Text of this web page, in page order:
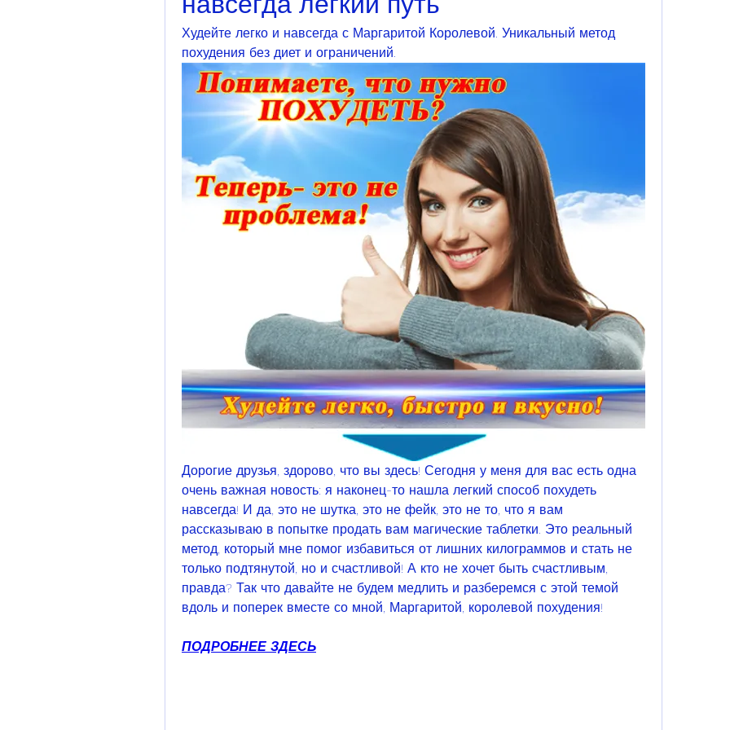
Худейте легко и навсегда с Маргаритой Королевой. Уникальный метод
похудения без диет и ограничений.
Дорогие друзья, здорово, что вы здесь! Сегодня у меня для вас есть одна
очень важная новость: я наконец-то нашла легкий способ похудеть
навсегда! И да, это не шутка, это не фейк, это не то, что я вам
рассказываю в попытке продать вам магические таблетки. Это реальный
метод, который мне помог избавиться от лишних килограммов и стать не
только подтянутой, но и счастливой! А кто не хочет быть счастливым,
правда? Так что давайте не будем медлить и разберемся с этой темой
вдоль и поперек вместе со мной, Маргаритой, королевой похудения!
ПОДРОБНЕЕ ЗДЕСЬ